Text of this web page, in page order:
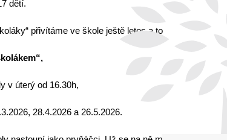
dětí.
přivítáme ve škole ještě letos a to
v úterý od 16.30h,
28.4.2026 a 26.5.2026.